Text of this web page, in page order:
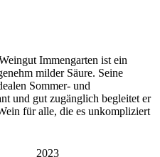
Immengarten ist ein
milder Säure. Seine
Sommer- und
und gut zugänglich begleitet er
für alle, die es unkompliziert
2023